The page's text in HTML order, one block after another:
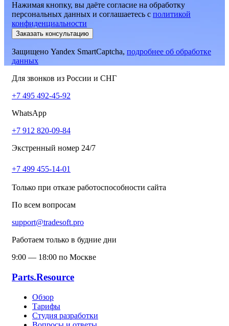
Нажимая кнопку, вы даёте согласие на обработку
персональных данных и соглашаетесь c политикой
конфиденциальности
Заказать консультацию
Защищено Yandex SmartCaptcha, подробнее об обработке
данных
Для звонков из России и СНГ
+7 495 492-45-92
WhatsApp
+7 912 820-09-84
Экстренный номер 24/7
+7 499 455-14-01
Только при отказе работоспособности сайта
По всем вопросам
support@tradesoft.pro
Работаем только в будние дни
9:00 — 18:00 по Москве
Parts.Resource
Обзор
Тарифы
Студия разработки